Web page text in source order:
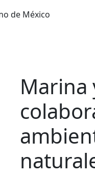
Marina